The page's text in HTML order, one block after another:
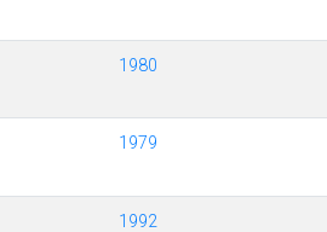
1980
1979
1992